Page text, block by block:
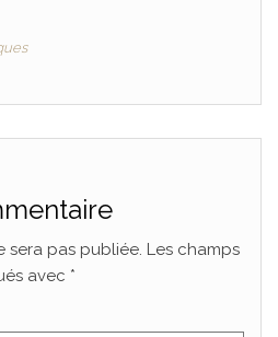
sera pas publiée. Les champs
avec *